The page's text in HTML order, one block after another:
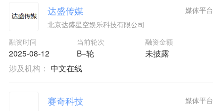
达盛传媒
北京达盛星空娱乐科技有限公司
融资时间
2025-08-12
当前轮次
B+轮
融资金额
未披露
媒体平台
涉及机构： 中文在线
赛奇科技 媒体平台